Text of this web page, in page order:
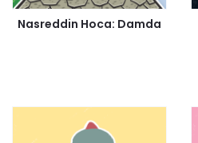
Nasreddin Hoca: Damda